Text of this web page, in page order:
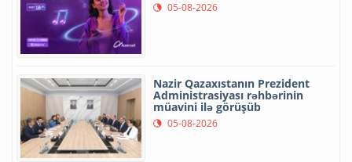
05-08-2026
Nazir Qazaxıstanın Prezident
Administrasiyası rəhbərinin
müavini ilə görüşüb
05-08-2026